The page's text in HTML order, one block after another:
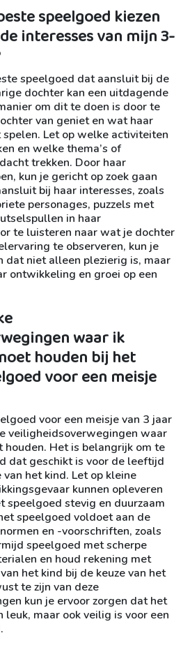
speelgoed kiezen
interesses van mijn 3-
speelgoed dat aansluit bij de
dochter kan een uitdagende
om dit te doen is door te
van geniet en wat haar
Let op welke activiteiten
en welke thema’s of
trekken. Door haar
kun je gericht op zoek gaan
bij haar interesses, zoals
personages, puzzels met
in haar
te luisteren naar wat je dochter
te observeren, kun je
dat niet alleen plezierig is, maar
ontwikkeling en groei op een
waar ik
houden bij het
voor een meisje
voor een meisje van 3 jaar
veiligheidsoverwegingen waar
houden. Het is belangrijk om te
dat geschikt is voor de leeftijd
het kind. Let op kleine
kunnen opleveren
speelgoed stevig en duurzaam
speelgoed voldoet aan de
en -voorschriften, zoals
speelgoed met scherpe
en houd rekening met
het kind bij de keuze van het
te zijn van deze
kun je ervoor zorgen dat het
maar ook veilig is voor een